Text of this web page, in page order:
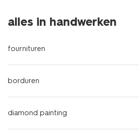
alles in handwerken
fournituren
borduren
diamond painting